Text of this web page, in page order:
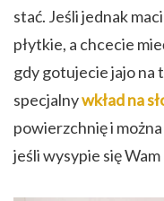
stać. Jeśli jednak
płytkie, a chcecie
gdy gotujecie jajo na
specjalnywkład na
powierzchnię i
jeśli wysypie się